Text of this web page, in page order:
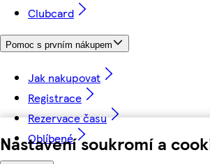
Nastavení soukromí a
Clubcard
Pomoc s prvním nákupem
Jak nakupovat
Registrace
Rezervace času
Oblíbené